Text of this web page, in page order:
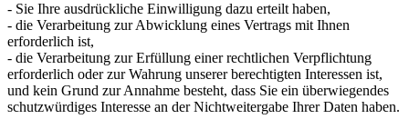
- Sie Ihre ausdrückliche Einwilligung dazu erteilt haben,
- die Verarbeitung zur Abwicklung eines Vertrags mit Ihnen
erforderlich ist,
- die Verarbeitung zur Erfüllung einer rechtlichen Verpflichtung
erforderlich oder zur Wahrung unserer berechtigten Interessen ist,
und kein Grund zur Annahme besteht, dass Sie ein überwiegendes
schutzwürdiges Interesse an der Nichtweitergabe Ihrer Daten haben.